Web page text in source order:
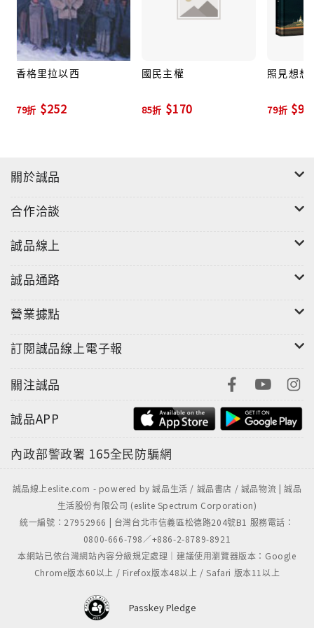
香格里拉以西
79折 $252
國民主權
85折 $170
照見想想
79折
關於誠品
合作洽談
誠品線上
誠品通路
營業據點
訂閱誠品線上電子報
關注誠品
誠品APP
內政部警政署 165全民防騙網
誠品線上eslite.com - powered by 誠品生活 / 誠品書店 / 誠品物流 | 誠品
生活股份有限公司 (eslite Spectrum Corporation)
統一編號：27952966 | 台灣台北市信義區松德路204號B1 服務電話：
0800-666-798／+886-2-8789-8921
本網站已依台灣網站內容分級規定處理｜建議使用瀏覽器版本：Google
Chrome版本60以上 / Firefox版本48以上 / Safari 版本11以上
Passkey Pledge